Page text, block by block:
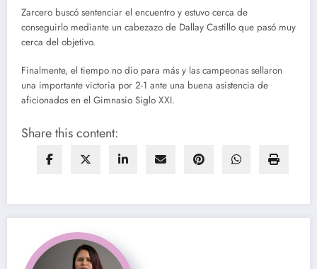
Zarcero buscó sentenciar el encuentro y estuvo cerca de
conseguirlo mediante un cabezazo de Dallay Castillo que pasó muy
cerca del objetivo.
Finalmente, el tiempo no dio para más y las campeonas sellaron
una importante victoria por 2-1 ante una buena asistencia de
aficionados en el Gimnasio Siglo XXI.
Share this content: